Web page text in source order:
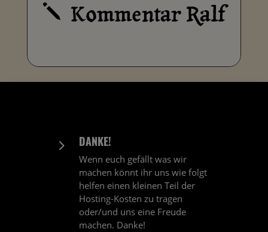
j Kommentar Ralf
5 DANKE!
Wenn euch gefällt was wir
machen könnt ihr uns wie folgt
helfen einen kleinen Teil der
Hosting-Kosten zu tragen
oder/und uns eine Freude
machen. Danke!